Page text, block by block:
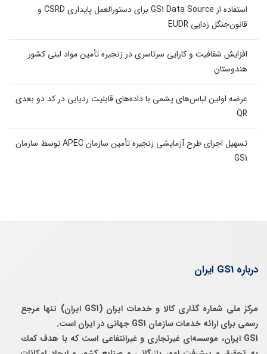
استفاده از GS1 Data Source برای دستورالعمل پایداری CSRD و
قانون‌جنگل زدایی EUDR
افزایش شفافیت و کارایی سرتاسری در زنجیره تأمین مواد لبنی کشور
هندوستان
عرضه اولین لباس‌های پشمی با داده‌های قابلیت ردیابی در کد دو بعدی
QR
تسهیل اجرای طرح آزمایشی زنجیره تأمین سازمان APEC توسط سازمان
GS1
درباره GS1 ایران
مرکز ملی شماره گذاری کالا و خدمات ایران (GS1 ایران) تنها مرجع
رسمی برای ارائه خدمات سازمان GS1 جهانی در ایران است.
GS1 ایران، موسسه‌ای غيرتجاری و غيرانتفاعی است كه با هدف كمك